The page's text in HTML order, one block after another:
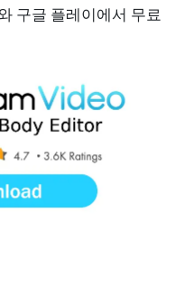
구글 플레이에서 무료